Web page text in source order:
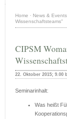
Home · News & Events
Wissenschaftsteams"
CIPSM
22. Oktober 2015; 9.00
Seminarinhalt:
Was heißt